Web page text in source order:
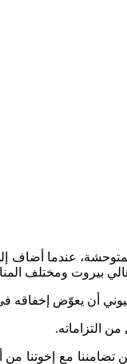
عندما
بيروت ومختلف
أن يعوّض إخفاقه
التزاماته.
مع إخوتنا